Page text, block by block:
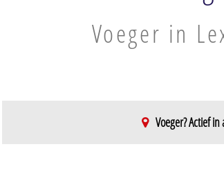
Voeger in
Voeger? Actief